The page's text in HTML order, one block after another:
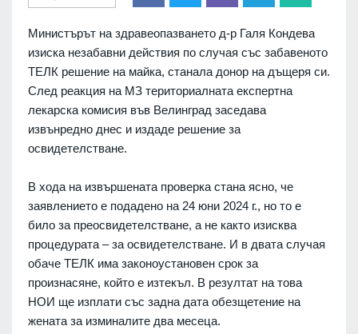
Министърът на здравеопазването д-р Галя Кондева
изиска незабавни действия по случая със забавеното
ТЕЛК решение на майка, станала донор на дъщеря си.
След реакция на МЗ териториалната експертна
лекарска комисия във Велинград заседава
извънредно днес и издаде решение за
освидетелстване.
В хода на извършената проверка стана ясно, че
заявлението е подадено на 24 юни 2024 г., но то е
било за преосвидетелстване, а не както изисква
процедурата – за освидетелстване. И в двата случая
обаче ТЕЛК има законоустановен срок за
произнасяне, който е изтекъл. В резултат на това
НОИ ще изплати със задна дата обезщетение на
жената за изминалите два месеца.